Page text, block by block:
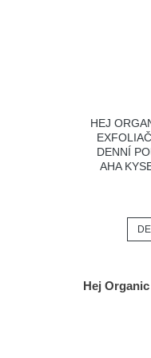
HEJ
DENNÍ
AHA
Hej